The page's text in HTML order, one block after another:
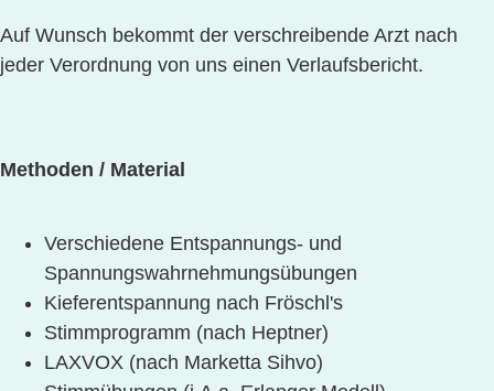
Auf Wunsch bekommt der verschreibende Arzt nach
jeder Verordnung von uns einen Verlaufsbericht.
Methoden / Material
Verschiedene Entspannungs- und
Spannungswahrnehmungsübungen
Kieferentspannung nach Fröschl's
Stimmprogramm (nach Heptner)
LAXVOX (nach Marketta Sihvo)